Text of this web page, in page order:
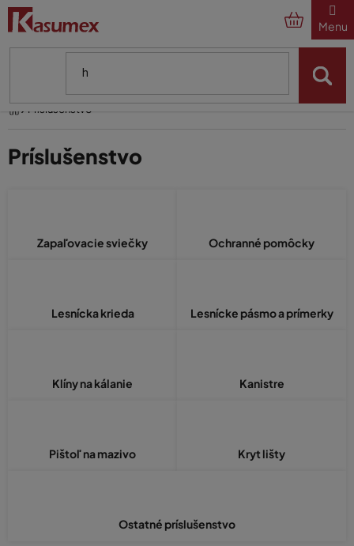
Prejsť
obsah
Príslušenstvo
Príslušenstvo
Zapaľovacie sviečky Ochranné pomôcky
Lesnícka krieda Lesnícke pásmo a prímerky
Klíny na kálanie Kanistre
Pištoľ na mazivo Kryt lišty
Ostatné príslušenstvo